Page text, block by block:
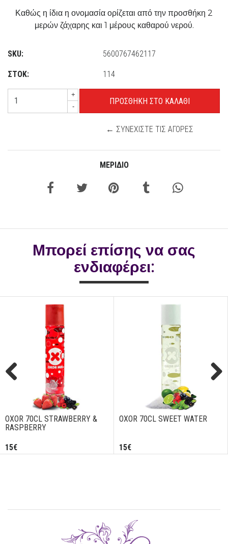
Καθώς η ίδια η ονομασία ορίζεται από την προσθήκη 2
μερών ζάχαρης και 1 μέρους καθαρού νερού.
SKU: 5600767462117
ΣΤΟΚ: 114
+
-
← ΣΥΝΕΧΊΣΤΕ ΤΙΣ ΑΓΟΡΈΣ
ΜΕΡΊΔΙΟ
Μπορεί επίσης να σας
ενδιαφέρει:
OXOR 70CL STRAWBERRY &
RASPBERRY
15€
OXOR 70CL SWEET WATER
15€